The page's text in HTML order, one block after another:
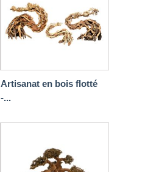
Artisanat en bois flotté
-...